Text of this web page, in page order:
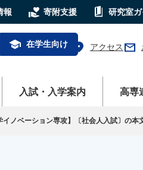
報 volunteer_activism 寄附支援 book_5 研究室
school 在学生向け location_on アクセス mail
入試・入学案内
高専
ノベーション専攻】〔社会人入試〕の本